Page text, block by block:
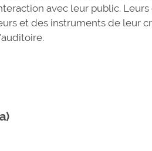
avec leur public.
et des instruments de leur